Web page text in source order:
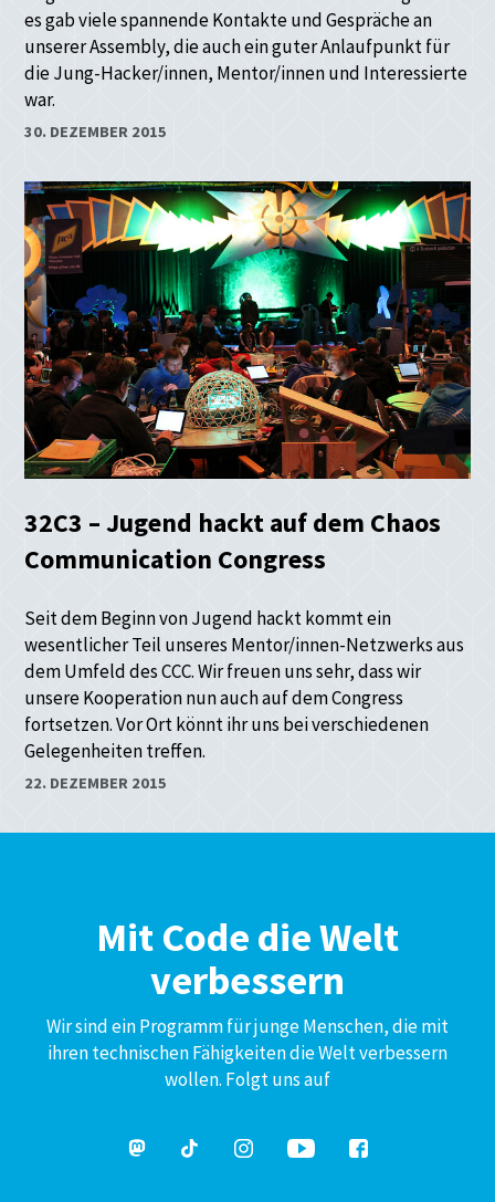
es gab viele spannende Kontakte und Gespräche an
unserer Assembly, die auch ein guter Anlaufpunkt für
die Jung-Hacker/innen, Mentor/innen und Interessierte
war.
30. DEZEMBER 2015
32C3 – Jugend hackt auf dem Chaos
Communication Congress
Seit dem Beginn von Jugend hackt kommt ein
wesentlicher Teil unseres Mentor/innen-Netzwerks aus
dem Umfeld des CCC. Wir freuen uns sehr, dass wir
unsere Kooperation nun auch auf dem Congress
fortsetzen. Vor Ort könnt ihr uns bei verschiedenen
Gelegenheiten treffen.
22. DEZEMBER 2015
Mit Code die Welt
verbessern
Wir sind ein Programm für junge Menschen, die mit
ihren technischen Fähigkeiten die Welt verbessern
wollen. Folgt uns auf